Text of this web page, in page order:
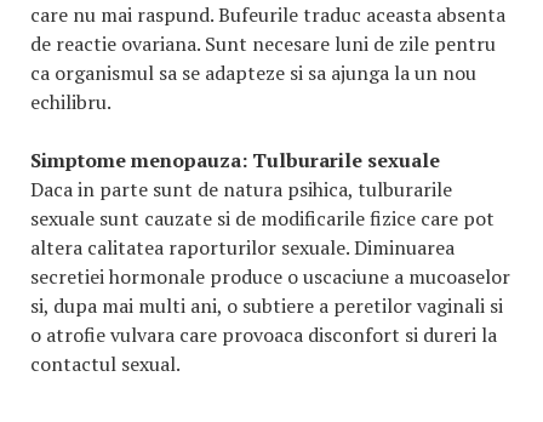
care nu mai raspund. Bufeurile traduc aceasta absenta
de reactie ovariana. Sunt necesare luni de zile pentru
ca organismul sa se adapteze si sa ajunga la un nou
echilibru.
Simptome menopauza: Tulburarile sexuale
Daca in parte sunt de natura psihica, tulburarile
sexuale sunt cauzate si de modificarile fizice care pot
altera calitatea raporturilor sexuale. Diminuarea
secretiei hormonale produce o uscaciune a mucoaselor
si, dupa mai multi ani, o subtiere a peretilor vaginali si
o atrofie vulvara care provoaca disconfort si dureri la
contactul sexual.